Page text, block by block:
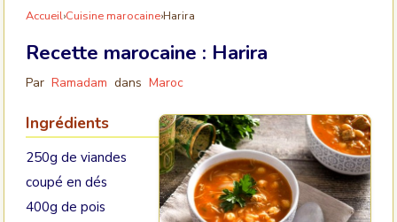
Accueil›Cuisine marocaine›Harira
Recette marocaine : Harira
Par Ramadam dans Maroc
Ingrédients
250g de viandes
coupé en dés
400g de pois